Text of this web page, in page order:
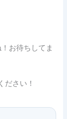
お待ちしてま
ださい！